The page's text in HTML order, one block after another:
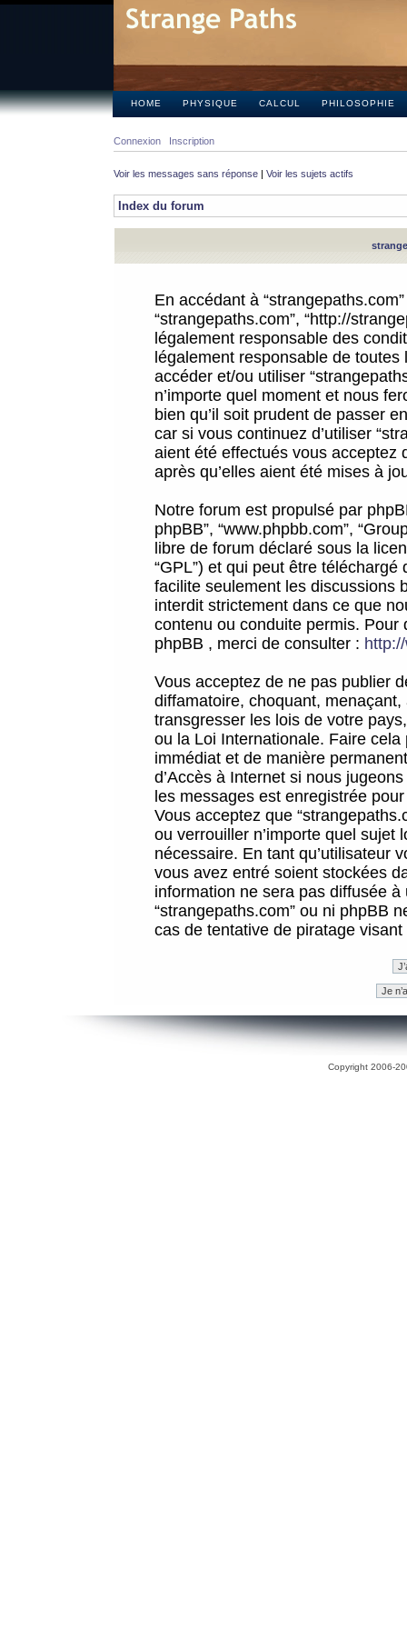
HOME PHYSIQUE CALCUL PHILOSOPHIE
Connexion Inscription
Voir les messages sans réponse | Voir les sujets actifs
Index du forum
En accédant à
“strangepaths.com”, “http://
légalement responsable des
légalement responsable de
accéder et/ou utiliser
n’importe quel moment et nous
bien qu’il soit prudent de passer
car si vous continuez d’utiliser
aient été effectués vous acceptez
après qu’elles aient été mises à
Notre forum est propulsé par
phpBB”, “www.phpbb.com”,
libre de forum déclaré sous la
“GPL”) et qui peut être téléchargé
facilite seulement les discussions
interdit strictement dans ce que
contenu ou conduite permis.
phpBB , merci de consulter :
Vous acceptez de ne pas publier
diffamatoire, choquant,
transgresser les lois de votre
ou la Loi Internationale. Faire
immédiat et de manière
d’Accès à Internet si nous
les messages est enregistrée
Vous acceptez que
ou verrouiller n’importe quel sujet
nécessaire. En tant qu’utilisateur
vous avez entré soient stockées
information ne sera pas diffusée
“strangepaths.com” ou ni phpBB
cas de tentative de piratage
Copyright 2006-